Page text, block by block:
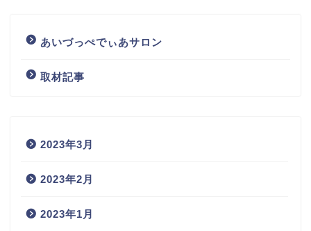
あいづっぺでぃあサロン
取材記事
2023年3月
2023年2月
2023年1月